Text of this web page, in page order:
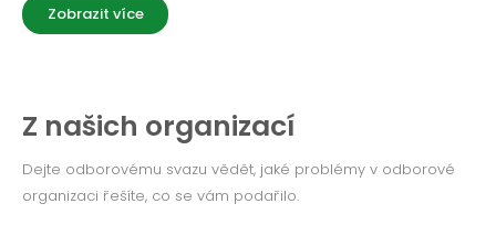
Zobrazit více
Z našich organizací
Dejte odborovému svazu vědět, jaké problémy v odborové
organizaci řešíte, co se vám podařilo.